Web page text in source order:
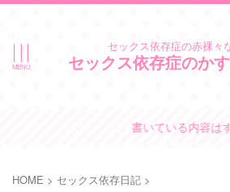
セックス依存症の赤裸々
セックス依存症のか
書いている内容はすべて
HOME > セックス依存日記 >